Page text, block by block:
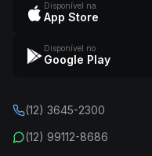
Disponível na
App Store
Disponível no
Google Play
(12) 3645-2300
(12) 99112-8686